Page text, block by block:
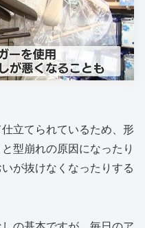
立てられているため、形
型崩れの原因になったり
が抜けなくなったりする